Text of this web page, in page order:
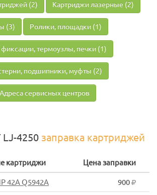
(2) Картриджи лазерные (2)
(3) Ролики, площадки (1)
термоузлы, печки (1)
подшипники, муфты (2)
Адреса сервисных центров
LJ-4250 заправка картриджей
картриджи Цена заправки
42A Q5942A 900